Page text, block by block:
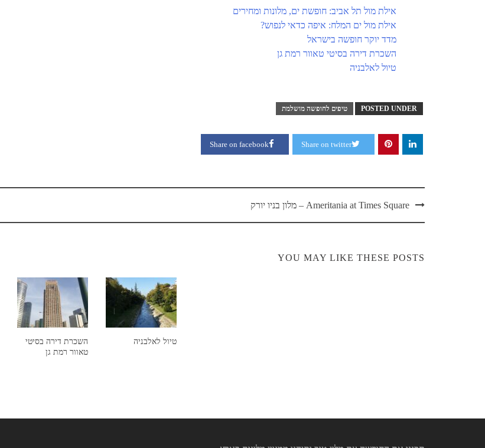
אילת מול תל אביב: חופשת ים, מלונות ומחירים
אילת מול ים המלח: איפה כדאי לנפוש?
מדד יוקר חופשה בישראל
השכרת דירה בסיטי טאוור רמת גן
טיול לאלבניה
POSTED UNDER טיפים לחופשה מושלמת
Share on facebook Share on twitter
PostAmeritania at Times Square – מלון בניו יורק
YOU MAY LIKE THESE POSTS
השכרת דירה בסיטי
טאוור רמת גן
טיול לאלבניה